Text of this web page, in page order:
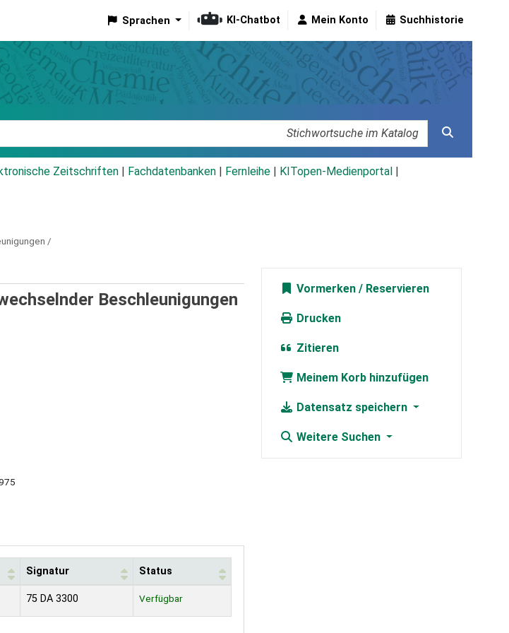
Sprachen KI-Chatbot Mein Konto Suchhistorie
Zeitschriften Fachdatenbanken Fernleihe KITopen-Medienportal
/
Beschleunigungen
Signatur Status
75 DA 3300 Verfügbar
Vormerken
Drucken
Zitieren
Meinem Korb hinzufügen
Datensatz speichern
Weitere Suchen